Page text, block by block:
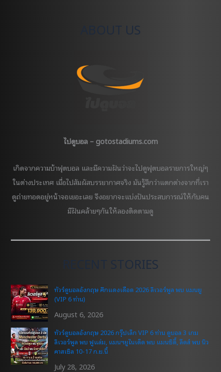
ABOUT US
ไปดูบอล – gotostadiums.com
เกิดจากความบ้าฟุตบอล และมีความฝันว่าจะไปดูฟุตบอลรายการใหญ่ๆ
ในต่างประเทศ เมื่อไปสัมผัสบรรยากาศจริง มันรู้สึกว่าแตกต่างจากที่เรา
ดูถ่ายทอดอยู่หน้าจอเยอะเลย จึงอยากจะแบ่งปันประสบการณ์ให้กับคน
มีฝันคล้ายๆกันให้ลองติดตามดู
RECENT STORIES
ทัวร์ดูบอลอังกฤษ ศึกแดงเดือด 2026 ลิเวอร์พูล พบ แมนยู
(VIP 6 ท่าน)
August 6, 2026
ทัวร์ดูบอลอังกฤษ 2026 กรุ๊ปเล็ก VIP 6 ท่าน ดูบอล 3 เกม
ลิเวอร์พูล พบ ฟูแล่ม, แมนฯยูไนเต็ด พบ แมนซิตี้, ลีดส์ พบ นิว
คาสเซิล 10-17 ก.ย.นี้
July 28, 2026